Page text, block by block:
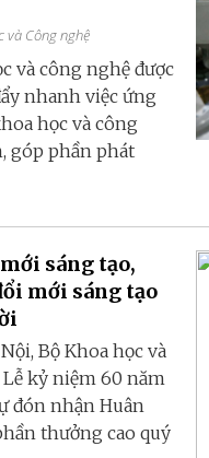
và Công nghệ
và công nghệ được
nhanh việc ứng
học và công
góp phần phát
sáng tạo,
mới sáng tạo
Bộ Khoa học và
kỷ niệm 60 năm
đón nhận Huân
thưởng cao quý